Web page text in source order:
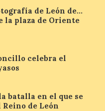
Aller
la
y
de León de…
la plaza de Oriente
celebra el
batalla en el que se
de León